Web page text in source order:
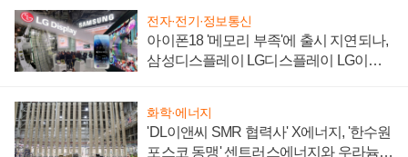
전자·전기·정보통신
아이폰18 '메모리 부족'에 출시 지연되나,
삼성디스플레이 LG디스플레이 LG이노
화학·에너지
'DL이앤씨 SMR 협력사' X에너지, '한수원
포스코 동맹' 센트러스에너지와 우라늄